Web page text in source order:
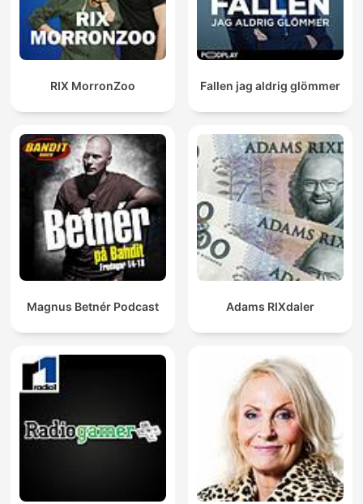
RIX MorronZoo Fallen jag aldrig glömmer
Magnus Betnér Podcast Adams RIXdaler